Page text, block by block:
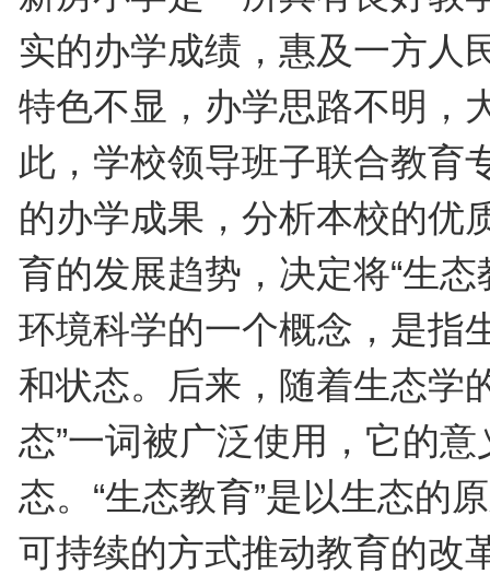
实的办学成绩，惠及一方人
特色不显，办学思路不明，
此，学校领导班子联合教育
的办学成果，分析本校的优
育的发展趋势，决定将“生
环境科学的一个概念，是指
和状态。后来，随着生态学
态”一词被广泛使用，它的
态。“生态教育”是以生态的
可持续的方式推动教育的改